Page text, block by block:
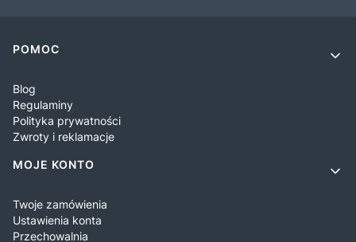
Linki w stopce
POMOC
Blog
Regulaminy
Polityka prywatności
Zwroty i reklamacje
MOJE KONTO
Twoje zamówienia
Ustawienia konta
Przechowalnia